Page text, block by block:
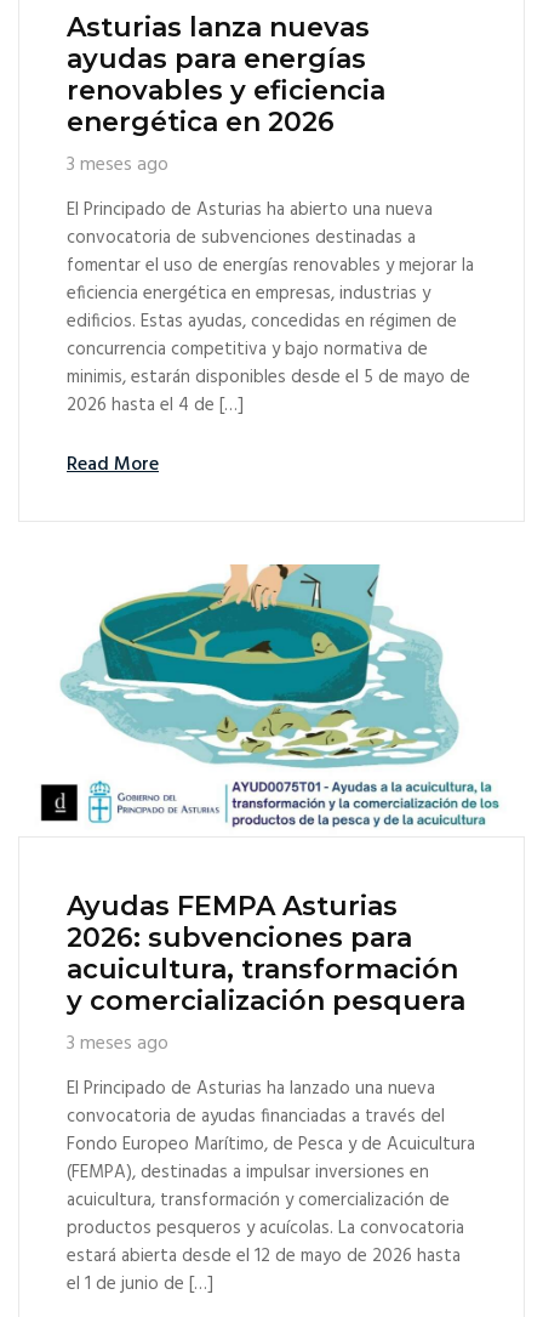
Asturias lanza nuevas
ayudas para energías
renovables y eficiencia
energética en 2026
3 meses ago
El Principado de Asturias ha abierto una nueva
convocatoria de subvenciones destinadas a
fomentar el uso de energías renovables y mejorar la
eficiencia energética en empresas, industrias y
edificios. Estas ayudas, concedidas en régimen de
concurrencia competitiva y bajo normativa de
minimis, estarán disponibles desde el 5 de mayo de
2026 hasta el 4 de […]
Read More
Ayudas FEMPA Asturias
2026: subvenciones para
acuicultura, transformación
y comercialización pesquera
3 meses ago
El Principado de Asturias ha lanzado una nueva
convocatoria de ayudas financiadas a través del
Fondo Europeo Marítimo, de Pesca y de Acuicultura
(FEMPA), destinadas a impulsar inversiones en
acuicultura, transformación y comercialización de
productos pesqueros y acuícolas. La convocatoria
estará abierta desde el 12 de mayo de 2026 hasta
el 1 de junio de […]